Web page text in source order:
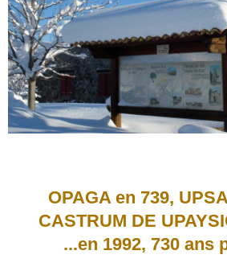
OPAGA en 739,
CASTRUM DE
...en 1992, 730 ans